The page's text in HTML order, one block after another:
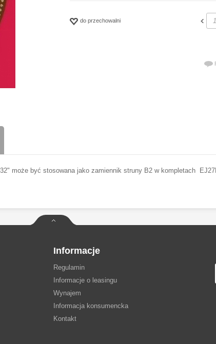
do przechowalni
może być stosowana jako zamiennik struny B2 w kompletach
Informacje
Regulamin
Informacje o leasingu
Wynajem
Informacja konsumencka
Kontakt